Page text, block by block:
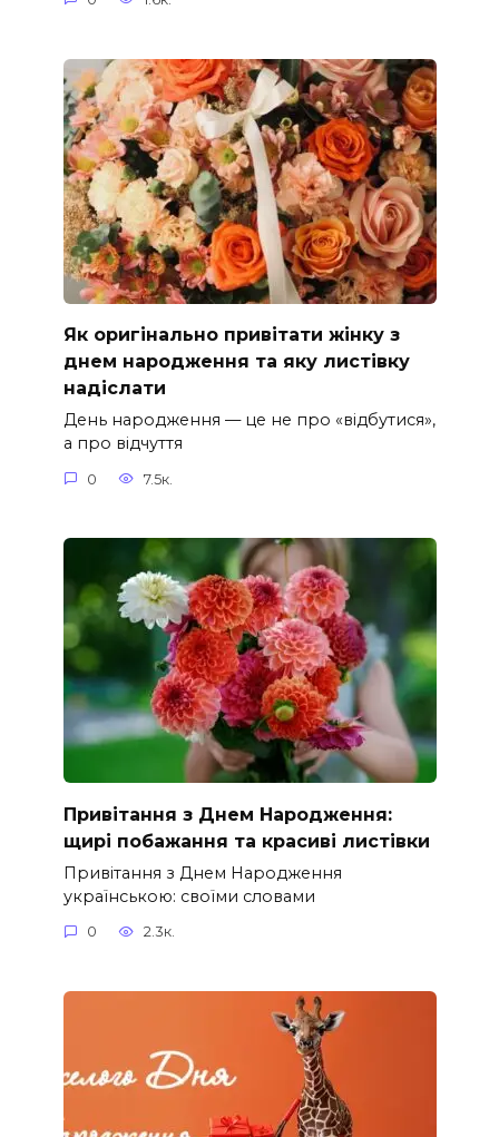
Як оригінально привітати жінку з
днем народження та яку листівку
надіслати
День народження — це не про «відбутися»,
а про відчуття
0 7.5к.
Привітання з Днем Народження:
щирі побажання та красиві листівки
Привітання з Днем Народження
українською: своїми словами
0 2.3к.